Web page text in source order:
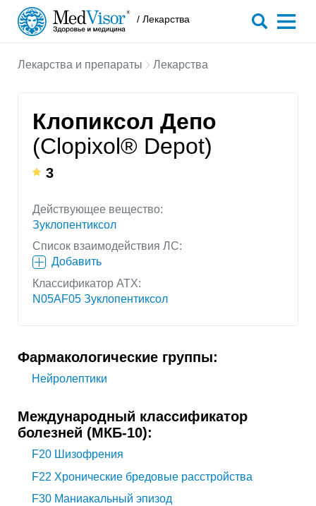
/ Лекарства
Лекарства и препараты Лекарства
Клопиксол Депо
(Clopixol® Depot)
3
Действующее вещество:
Зуклопентиксол
Список взаимодействия ЛС:
Добавить
Классификатор АТХ:
N05AF05 Зуклопентиксол
Фармакологические группы:
Нейролептики
Международный классификатор
болезней (МКБ-10):
F20 Шизофрения
F22 Хронические бредовые расстройства
F30 Маниакальный эпизод